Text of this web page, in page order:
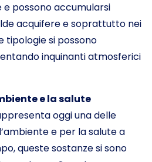
possono accumularsi
acquifere e soprattutto nei
tipologie si possono
inquinanti atmosferici
e la salute
oggi una delle
e per la salute a
queste sostanze si sono